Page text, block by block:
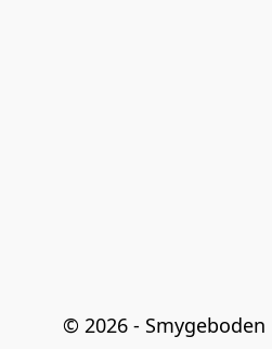
© 2026 - Smygeboden